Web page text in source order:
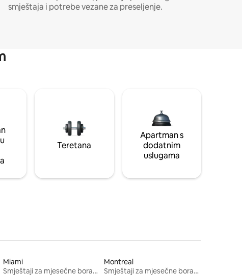
smještaja i potrebe vezane za preseljenje.
Teretana
Apartman s
dodatnim
uslugama
Miami
Smještaji za mjesečne boravke
Montreal
Smještaji za mjesečne boravke